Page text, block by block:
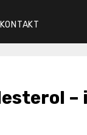
KONTAKT
–